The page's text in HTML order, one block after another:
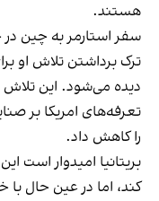
هستند.
سفر استارمر به چین
ترک برداشتن تلاش او
دیده می‌شود. این تلاش
تعرفه‌های امریکا بر
را کاهش داد.
بریتانیا امیدوار است
کند، اما در عین حال